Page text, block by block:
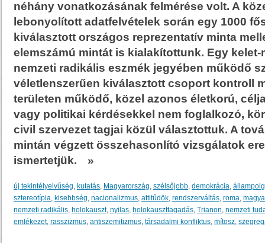
néhány vonatkozásának felmérése volt. A
lebonyolított adatfelvételek során egy 1000
kiválasztott országos reprezentatív minta
elemszámú mintát is kialakítottunk. Egy
nemzeti radikális eszmék jegyében működő
véletlenszerűen kiválasztott csoport kontroll
területen működő, közel azonos életkorú,
vagy politikai kérdésekkel nem foglalkozó,
civil szervezet tagjai közül választottuk. A
mintán végzett összehasonlító vizsgálatok
ismertetjük.
»
új tekintélyelvűség, kutatás, Magyarország, szélsőjobb, demokrácia,
sztereotípia, kisebbség, nacionalizmus, attitűdök, rendszerváltás, roma,
nemzeti radikális, holokauszt, nyilas, holokauszttagadás, Trianon, nemzeti
emlékezet, rasszizmus, antiszemitizmus, társadalmi konfliktus, mítosz,